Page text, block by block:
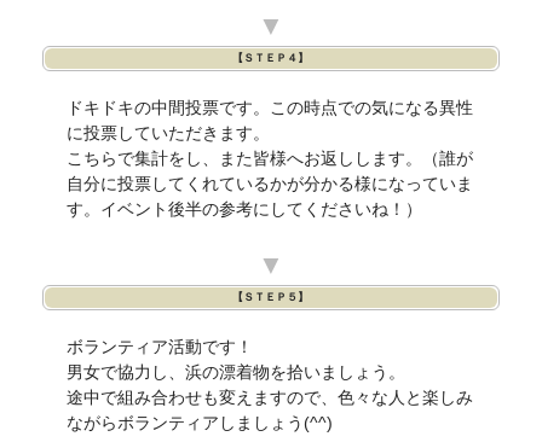
▼
【ＳＴＥＰ４】
ドキドキの中間投票です。この時点での気になる異性
に投票していただきます。
こちらで集計をし、また皆様へお返しします。（誰が
自分に投票してくれているかが分かる様になっていま
す。イベント後半の参考にしてくださいね！）
▼
【ＳＴＥＰ５】
ボランティア活動です！
男女で協力し、浜の漂着物を拾いましょう。
途中で組み合わせも変えますので、色々な人と楽しみ
ながらボランティアしましょう(^^)